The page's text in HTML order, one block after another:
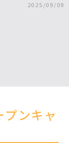
2025/09/09
ンキャ